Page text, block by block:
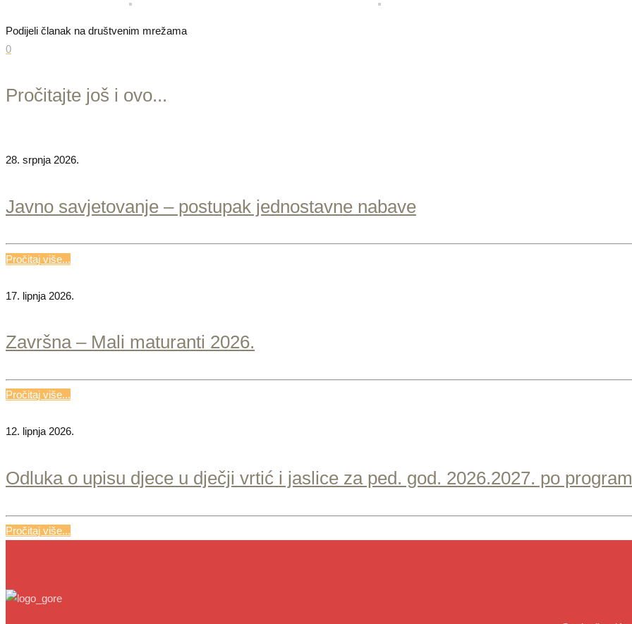
Podijeli članak na društvenim mrežama
0
Pročitajte još i ovo...
28. srpnja 2026.
Javno savjetovanje – postupak jednostavne nabave
Pročitaj više...
17. lipnja 2026.
Završna – Mali maturanti 2026.
Pročitaj više...
12. lipnja 2026.
Odluka o upisu djece u dječji vrtić i jaslice za ped. god. 2026.2027. po
Pročitaj više...